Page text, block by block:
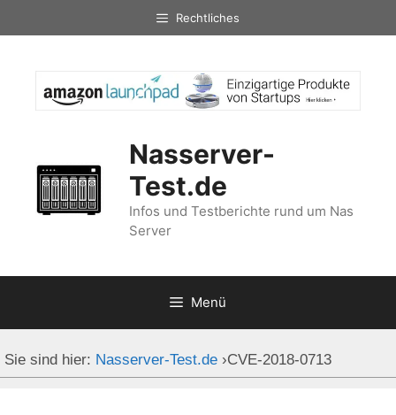
Rechtliches
Nasserver-
Test.de
Infos und Testberichte rund um Nas
Server
Menü
Sie sind hier: Nasserver-Test.de ›CVE-2018-0713